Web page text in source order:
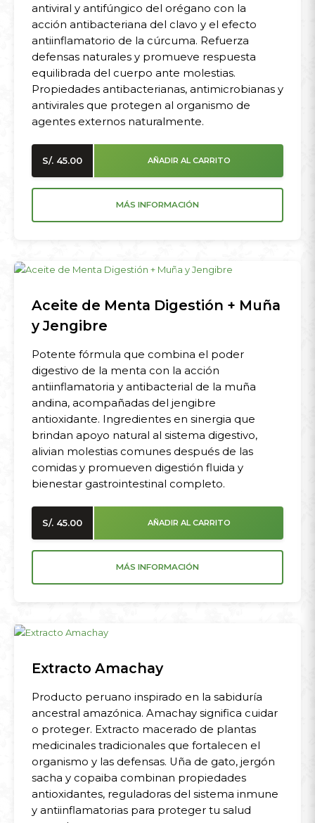
antiviral y antifúngico del orégano con la
acción antibacteriana del clavo y el efecto
antiinflamatorio de la cúrcuma. Refuerza
defensas naturales y promueve respuesta
equilibrada del cuerpo ante molestias.
Propiedades antibacterianas, antimicrobianas y
antivirales que protegen al organismo de
agentes externos naturalmente.
S/. 45.00 AÑADIR AL CARRITO
MÁS INFORMACIÓN
Aceite de Menta Digestión + Muña
y Jengibre
Potente fórmula que combina el poder
digestivo de la menta con la acción
antiinflamatoria y antibacterial de la muña
andina, acompañadas del jengibre
antioxidante. Ingredientes en sinergia que
brindan apoyo natural al sistema digestivo,
alivian molestias comunes después de las
comidas y promueven digestión fluida y
bienestar gastrointestinal completo.
S/. 45.00 AÑADIR AL CARRITO
MÁS INFORMACIÓN
Extracto Amachay
Producto peruano inspirado en la sabiduría
ancestral amazónica. Amachay significa cuidar
o proteger. Extracto macerado de plantas
medicinales tradicionales que fortalecen el
organismo y las defensas. Uña de gato, jergón
sacha y copaiba combinan propiedades
antioxidantes, reguladoras del sistema inmune
y antiinflamatorias para proteger tu salud